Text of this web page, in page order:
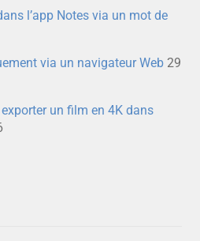
l’app Notes via un mot de
via un navigateur Web 29
un film en 4K dans